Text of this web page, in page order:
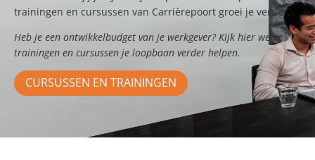
trainingen en cursussen van Carrièrepoort groei je verder.
Heb je een ontwikkelbudget van je werkgever? Kijk hier welke
trainingen en cursussen je loopbaan verder helpen.
CURSUSSEN EN TRAININGEN